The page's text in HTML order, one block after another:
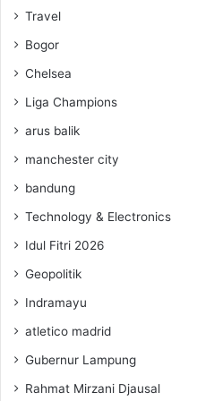
Travel
Bogor
Chelsea
Liga Champions
arus balik
manchester city
bandung
Technology & Electronics
Idul Fitri 2026
Geopolitik
Indramayu
atletico madrid
Gubernur Lampung
Rahmat Mirzani Djausal